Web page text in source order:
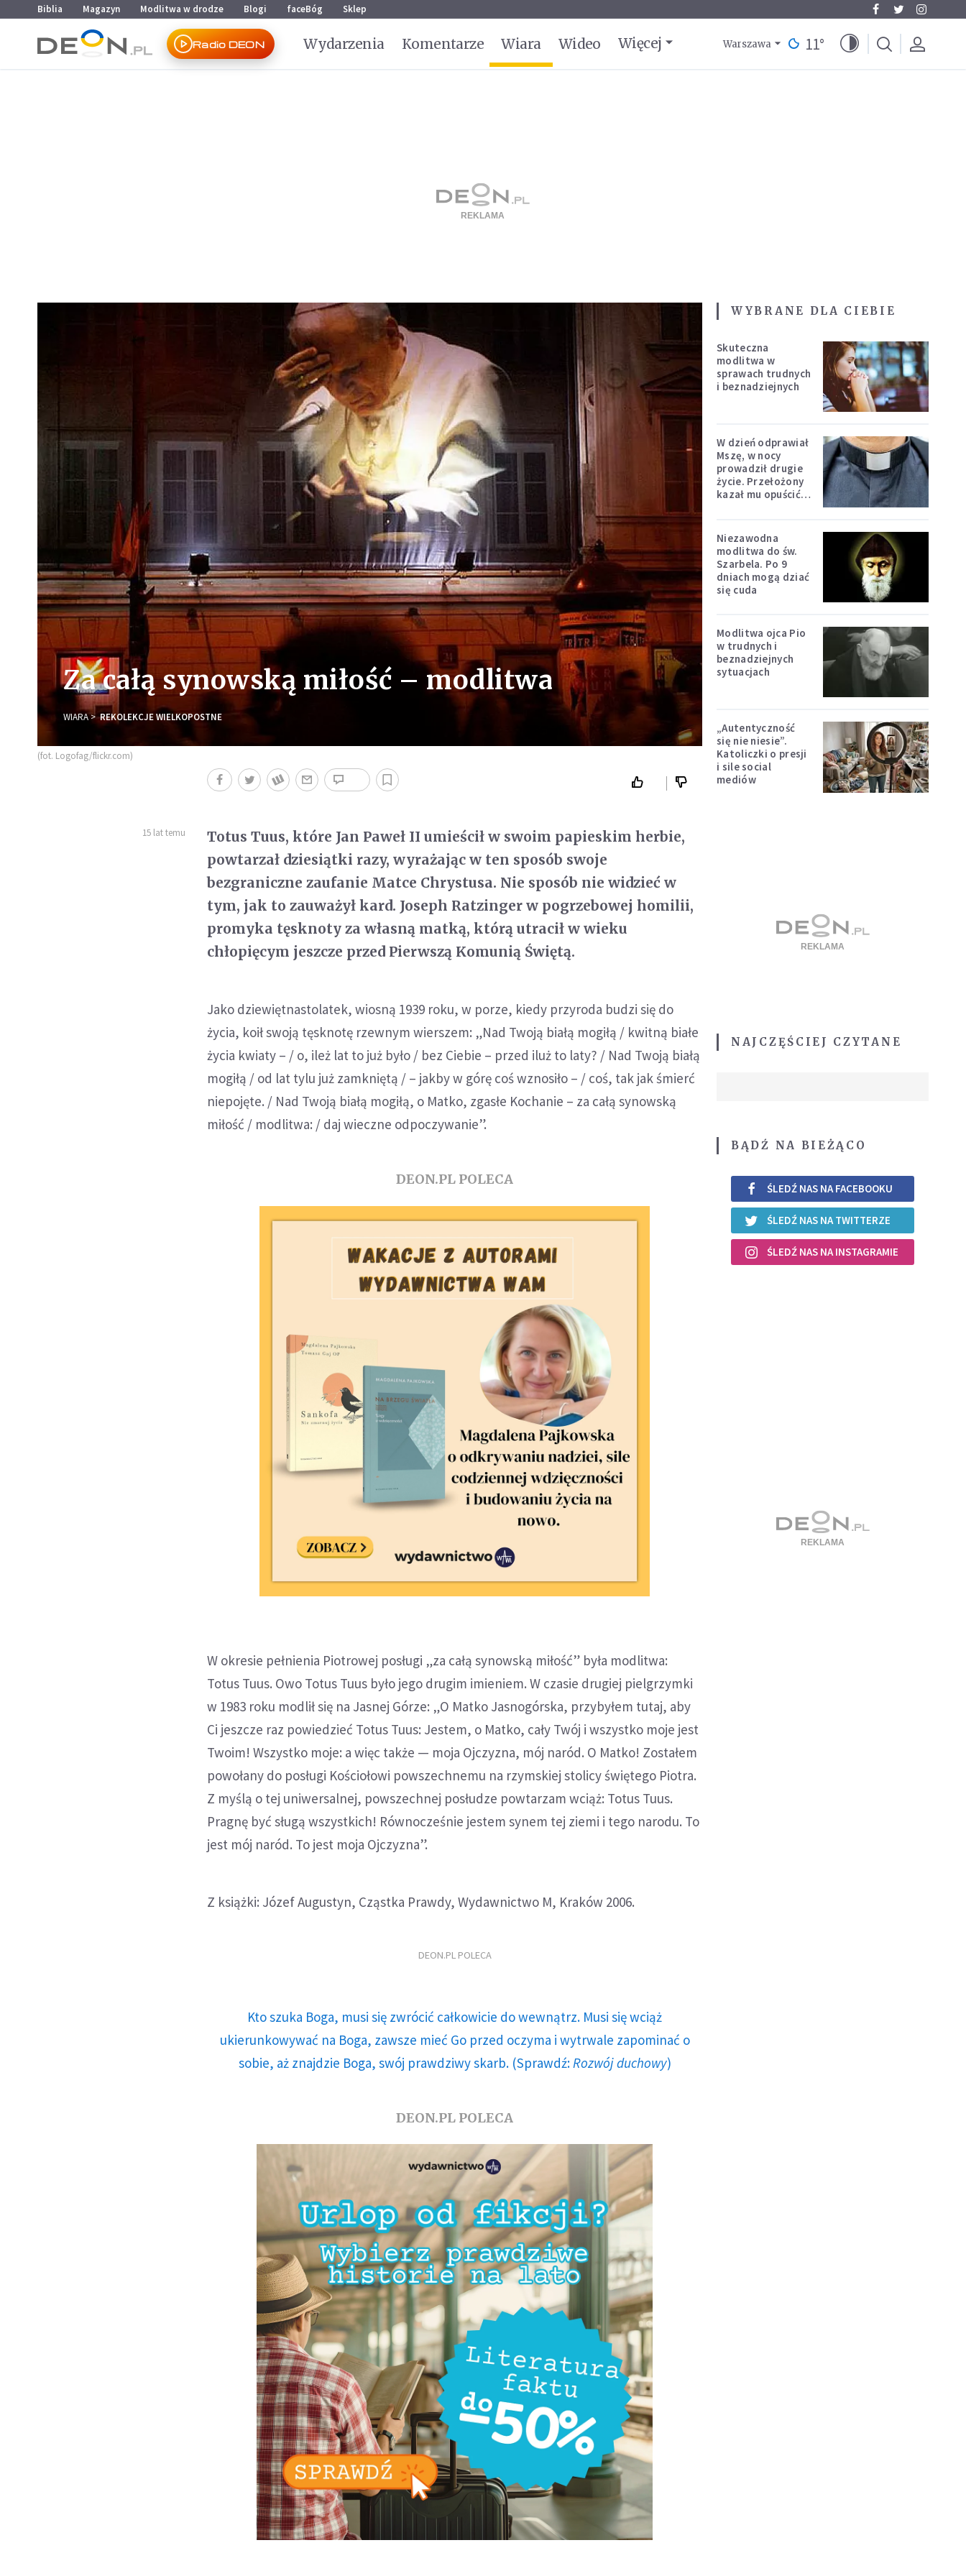
Przejdź do menu głównego
Przejdź do treści
Biblia Magazyn Modlitwa w drodze Blogi faceBóg Sklep
Radio DEON Wydarzenia Komentarze Wiara Wideo Więcej Warszawa 11°
Za całą synowską miłość – modlitwa
WIARA REKOLEKCJE WIELKOPOSTNE
(fot. Logofag/flickr.com)
15 lat temu
Totus Tuus, które Jan Paweł II umieścił w swoim papieskim herbie,
powtarzał dziesiątki razy, wyrażając w ten sposób swoje
bezgraniczne zaufanie Matce Chrystusa. Nie sposób nie widzieć w
tym, jak to zauważył kard. Joseph Ratzinger w pogrzebowej homilii,
promyka tęsknoty za własną matką, którą utracił w wieku
chłopięcym jeszcze przed Pierwszą Komunią Świętą.
Jako dziewiętnastolatek, wiosną 1939 roku, w porze, kiedy przyroda budzi się do
życia, koił swoją tęsknotę rzewnym wierszem: „Nad Twoją białą mogiłą / kwitną białe
życia kwiaty – / o, ileż lat to już było / bez Ciebie – przed iluż to laty? / Nad Twoją białą
mogiłą / od lat tylu już zamkniętą / – jakby w górę coś wznosiło – / coś, tak jak śmierć
niepojęte. / Nad Twoją białą mogiłą, o Matko, zgasłe Kochanie – za całą synowską
miłość / modlitwa: / daj wieczne odpoczywanie”.
DEON.PL POLECA
W okresie pełnienia Piotrowej posługi „za całą synowską miłość” była modlitwa:
Totus Tuus. Owo Totus Tuus było jego drugim imieniem. W czasie drugiej pielgrzymki
w 1983 roku modlił się na Jasnej Górze: „O Matko Jasnogórska, przybyłem tutaj, aby
Ci jeszcze raz powiedzieć Totus Tuus: Jestem, o Matko, cały Twój i wszystko moje jest
Twoim! Wszystko moje: a więc także — moja Ojczyzna, mój naród. O Matko! Zostałem
powołany do posługi Kościołowi powszechnemu na rzymskiej stolicy świętego Piotra.
Z myślą o tej uniwersalnej, powszechnej posłudze powtarzam wciąż: Totus Tuus.
Pragnę być sługą wszystkich! Równocześnie jestem synem tej ziemi i tego narodu. To
jest mój naród. To jest moja Ojczyzna”.
Z książki: Józef Augustyn, Cząstka Prawdy, Wydawnictwo M, Kraków 2006.
DEON.PL POLECA
Kto szuka Boga, musi się zwrócić całkowicie do wewnątrz. Musi się wciąż
ukierunkowywać na Boga, zawsze mieć Go przed oczyma i wytrwale zapominać o
sobie, aż znajdzie Boga, swój prawdziwy skarb. (Sprawdź: Rozwój duchowy)
DEON.PL POLECA
WYBRANE DLA CIEBIE
Skuteczna
modlitwa w
sprawach trudnych
i beznadziejnych
W dzień odprawiał
Mszę, w nocy
prowadził drugie
życie. Przełożony
kazał mu opuścić
Niezawodna
modlitwa do św.
Szarbela. Po 9
dniach mogą dziać
się cuda
Modlitwa ojca Pio
w trudnych i
beznadziejnych
sytuacjach
„Autentyczność
się nie niesie”.
Katoliczki o presji
i sile social
mediów
NAJCZĘŚCIEJ CZYTANE
BĄDŹ NA BIEŻĄCO
ŚLEDŹ NAS NA FACEBOOKU
ŚLEDŹ NAS NA TWITTERZE
ŚLEDŹ NAS NA INSTAGRAMIE